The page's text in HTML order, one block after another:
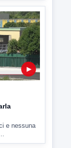
▶
e nessuna